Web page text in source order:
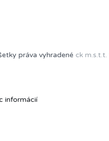
práva vyhradené ck m.s.t.t.
informácií